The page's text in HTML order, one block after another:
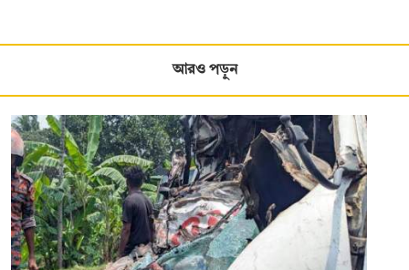
আরও পড়ুন